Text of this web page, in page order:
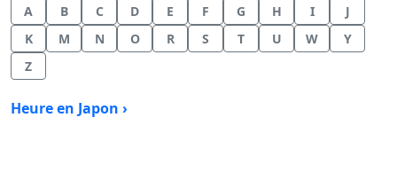
A B C D E F G H I
J
K
M N O R S T U W
Y
Z
Heure en Japon ›